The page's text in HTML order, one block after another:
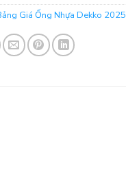
Giá Ống Nhựa Dekko 2025